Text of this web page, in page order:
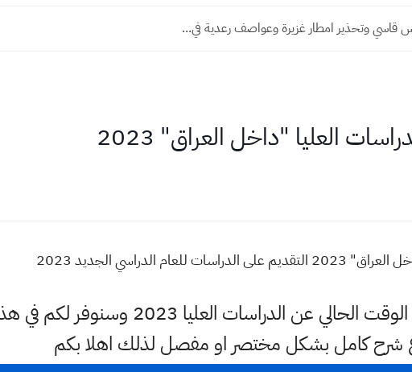
وتحذير امطار غزيرة وعواصف رعدية في...
العليا "داخل العراق" 2023
الدراسي الجديد 2023
حياكم وبياكم حاليا اكثر البحث في الوقت الحالي عن
شرح كامل بشكل مختصر او مفصل لذلك اهلا بكم